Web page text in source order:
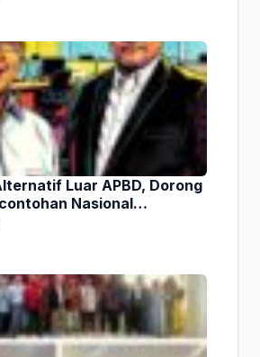
Luar APBD, Dorong
Nasional